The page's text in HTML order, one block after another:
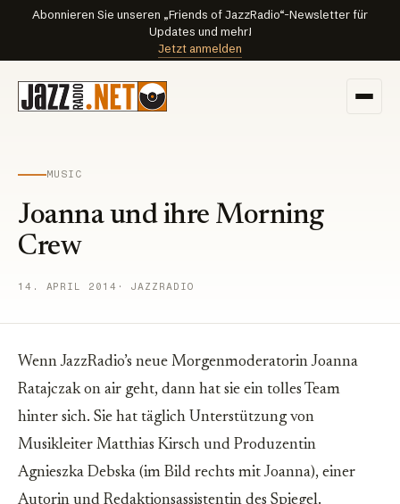
Abonnieren Sie unseren „Friends of JazzRadio“-Newsletter für
Updates und mehr!
Jetzt anmelden
MUSIC
Joanna und ihre Morning
Crew
14. APRIL 2014 · JAZZRADIO
Wenn JazzRadio’s neue Morgenmoderatorin Joanna
Ratajczak on air geht, dann hat sie ein tolles Team
hinter sich. Sie hat täglich Unterstützung von
Musikleiter Matthias Kirsch und Produzentin
Agnieszka Debska (im Bild rechts mit Joanna), einer
Autorin und Redaktionsassistentin des Spiegel.